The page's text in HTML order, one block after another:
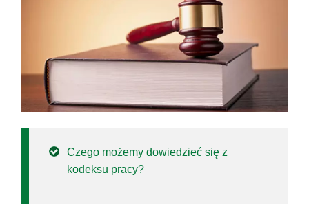
Czego możemy dowiedzieć się z
kodeksu pracy?